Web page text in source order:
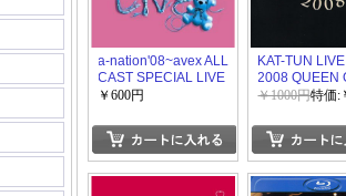
a-nation'08~avex ALL
CAST SPECIAL LIVE
~
￥600円
KAT-TUN
2008 QUEEN
PIRATES
￥1000円特価: